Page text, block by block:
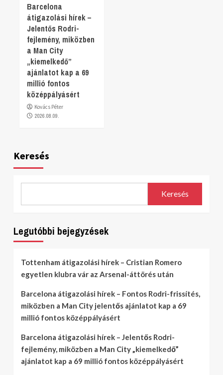
Barcelona
átigazolási hírek –
Jelentős Rodri-
fejlemény, miközben
a Man City
„kiemelkedő”
ajánlatot kap a 69
millió fontos
középpályásért
Kovács Péter
2026.08.09.
Keresés
Keresés
Legutóbbi bejegyzések
Tottenham átigazolási hírek – Cristian Romero
egyetlen klubra vár az Arsenal-áttörés után
Barcelona átigazolási hírek – Fontos Rodri-frissítés,
miközben a Man City jelentős ajánlatot kap a 69
millió fontos középpályásért
Barcelona átigazolási hírek – Jelentős Rodri-
fejlemény, miközben a Man City „kiemelkedő”
ajánlatot kap a 69 millió fontos középpályásért